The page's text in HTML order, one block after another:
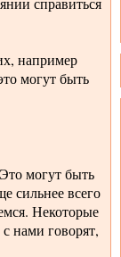
например
могут быть
могут быть
сильнее всего
Некоторые
нами говорят,